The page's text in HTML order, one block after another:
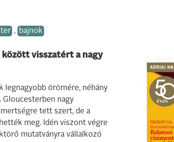
, bajnok
visszatért a nagy
legnagyobb örömére, néhány
Gloucesterben nagy
tett szert, de a
meg. Idén viszont végre
mutatványra vállalkozó